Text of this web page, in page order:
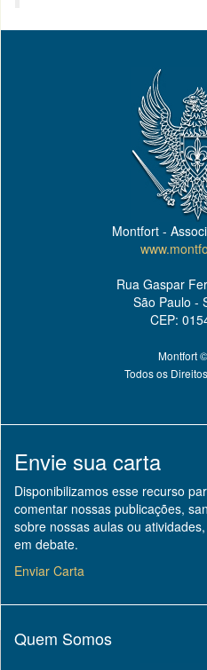
Montfort -
Rua Gaspar
São Paulo -
CEP:
Montfort
Todos os
Envie sua carta
Disponibilizamos esse recurso
comentar nossas publicações,
sobre nossas aulas ou
em debate.
Enviar Carta
Quem Somos